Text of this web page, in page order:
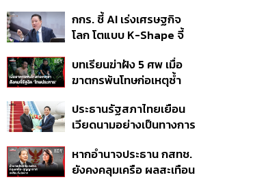
ในไทยสู่มาตรฐานโลกด้วย
EPD International
พร้อมชูแนวคิด Global
Standards for Global
Sustainable Living ส่ง
มอบบ้านคุณภาพ ลดผลก
ระทบต่อสิ่งแวดล้อม พร้อม
ปั้นนักออกแบบที่ใส่ใจโลก
กกร. ชี้ AI เร่งเศรษฐกิจ
โลก โตแบบ K-Shape จี้
รับคลื่นลงทุนใหม่
บทเรียนฆ่าฝัง 5 ศพ เมื่อ
ฆาตกรพ้นโทษก่อเหตุซ้ำ
คืนความยุติธรรม
ประธานรัฐสภาไทยเยือน
เวียดนามอย่างเป็นทางการ
แห่งชาติ สานสัมพันธ์
แน่นแฟ้น 50 ปี
หากอำนาจประธาน กสทช.
ยังคงคลุมเครือ ผลสะเทือน